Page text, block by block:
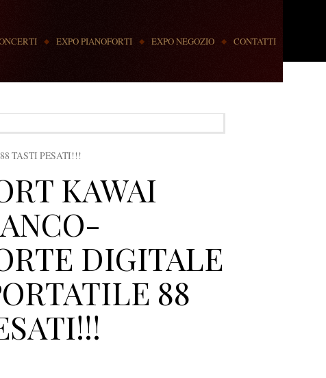
EXPO PIANOFORTI EXPO NEGOZIO CONTATTI
TASTI PESATI!!!
KAWAI
DIGITALE
88